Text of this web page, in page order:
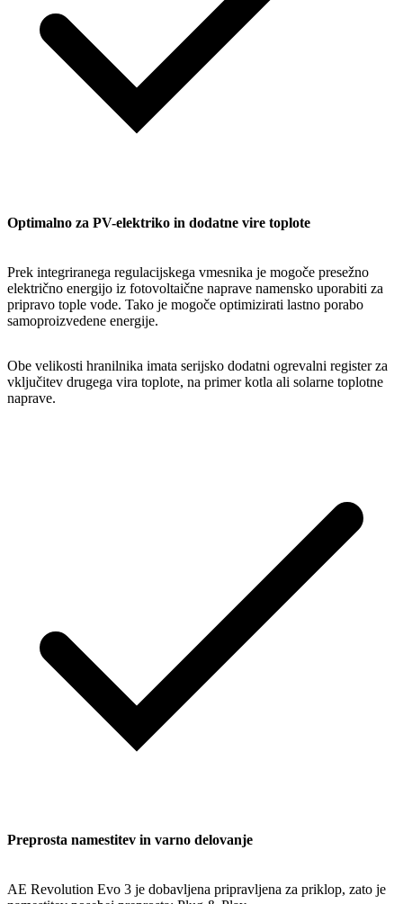
Optimalno za PV-elektriko in dodatne vire toplote
Prek integriranega regulacijskega vmesnika je mogoče presežno
električno energijo iz fotovoltaične naprave namensko uporabiti za
pripravo tople vode. Tako je mogoče optimizirati lastno porabo
samoproizvedene energije.
Obe velikosti hranilnika imata serijsko dodatni ogrevalni register za
vključitev drugega vira toplote, na primer kotla ali solarne toplotne
naprave.
Preprosta namestitev in varno delovanje
AE Revolution Evo 3 je dobavljena pripravljena za priklop, zato je